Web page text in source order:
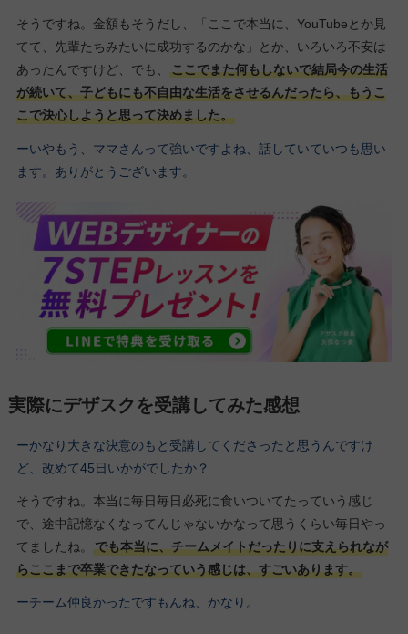
そうですね。金額もそうだし、「ここで本当に、YouTubeとか見
てて、先輩たちみたいに成功するのかな」とか、いろいろ不安は
あったんですけど、でも、
ここでまた何もしないで結局今の生活
が続いて、子どもにも不自由な生活をさせるんだったら、もうこ
こで決心しようと思って決めました。
ーいやもう、ママさんって強いですよね、話していていつも思い
ます。ありがとうございます。
実際にデザスクを受講してみた感想
ーかなり大きな決意のもと受講してくださったと思うんですけ
ど、改めて45日いかがでしたか？
そうですね。本当に毎日毎日必死に食いついてたっていう感じ
で、途中記憶なくなってんじゃないかなって思うくらい毎日やっ
てましたね。
でも本当に、チームメイトだったりに支えられなが
らここまで卒業できたなっていう感じは、すごいあります。
ーチーム仲良かったですもんね、かなり。